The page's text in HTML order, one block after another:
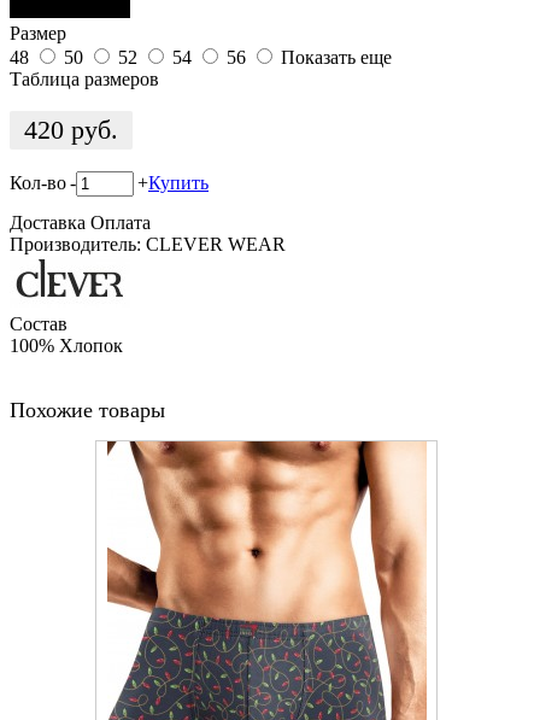
Размер
48
50 52 54 56
Показать еще
Таблица размеров
420 руб.
Кол-во- +Купить
Доставка Оплата
Производитель: CLEVER WEAR
Состав
100% Хлопок
Похожие товары